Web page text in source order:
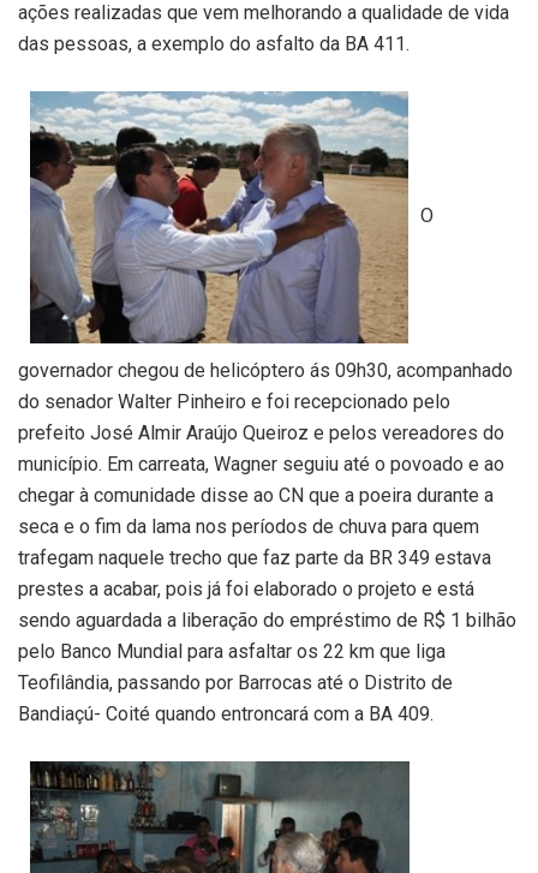
ações realizadas que vem melhorando a qualidade de vida
das pessoas, a exemplo do asfalto da BA 411.
O
governador chegou de helicóptero ás 09h30, acompanhado
do senador Walter Pinheiro e foi recepcionado pelo
prefeito José Almir Araújo Queiroz e pelos vereadores do
município. Em carreata, Wagner seguiu até o povoado e ao
chegar à comunidade disse ao CN que a poeira durante a
seca e o fim da lama nos períodos de chuva para quem
trafegam naquele trecho que faz parte da BR 349 estava
prestes a acabar, pois já foi elaborado o projeto e está
sendo aguardada a liberação do empréstimo de R$ 1 bilhão
pelo Banco Mundial para asfaltar os 22 km que liga
Teofilândia, passando por Barrocas até o Distrito de
Bandiaçú- Coité quando entroncará com a BA 409.